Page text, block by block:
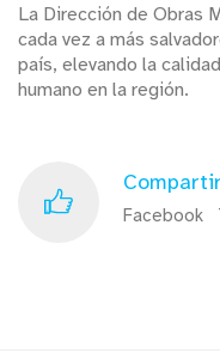
La Dirección de Obras
cada vez a más
país, elevando la
humano en la región.
Compartir
Facebook